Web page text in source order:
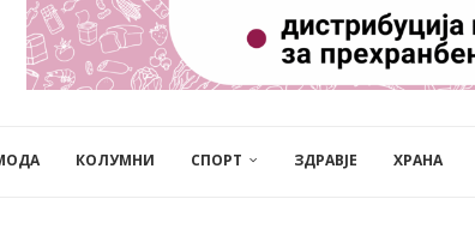
КОЛУМНИ СПОРТ ЗДРАВЈЕ ХРАНА